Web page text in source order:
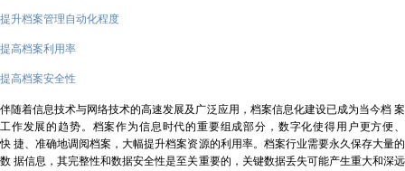
提升档案管理自动化程度
提高档案利用率
提高档案安全性
伴随着信息技术与网络技术的高速发展及广泛应用，档案信息化建设已成为当今档 案
工作发展的趋势。档案作为信息时代的重要组成部分，数字化使得用户更方便、
快 捷、准确地调阅档案，大幅提升档案资源的利用率。档案行业需要永久保存大量的
数 据信息，其完整性和数据安全性是至关重要的，关键数据丢失可能产生重大和深远